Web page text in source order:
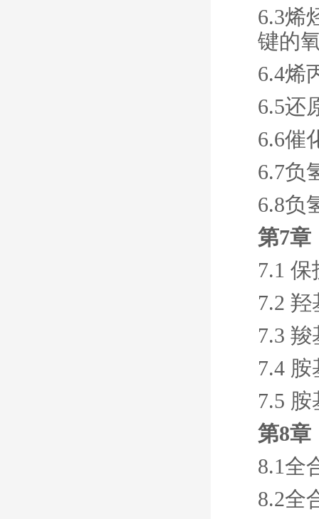
6.3烯
键的
6.4烯
6.5还
6.6催
6.7负
6.8负
第7章
7.1
7.2
7.3
7.4
7.5
第8章
8.1全
8.2全